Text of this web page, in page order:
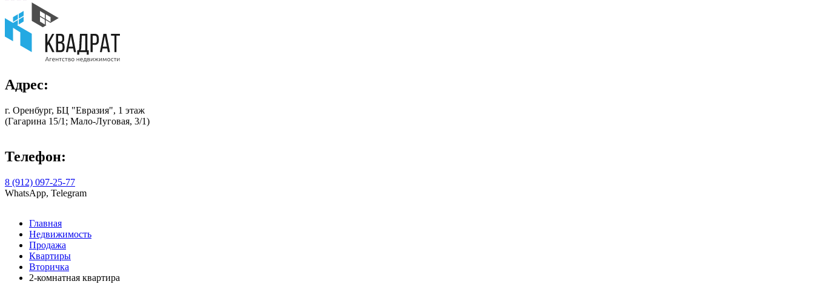
Адрес:
г. Оренбург, БЦ "Евразия", 1 этаж
(Гагарина 15/1; Мало-Луговая, 3/1)
Телефон:
8 (912) 097-25-77
WhatsApp, Telegram
Главная
Недвижимость
Продажа
Квартиры
Вторичка
2-комнатная квартира